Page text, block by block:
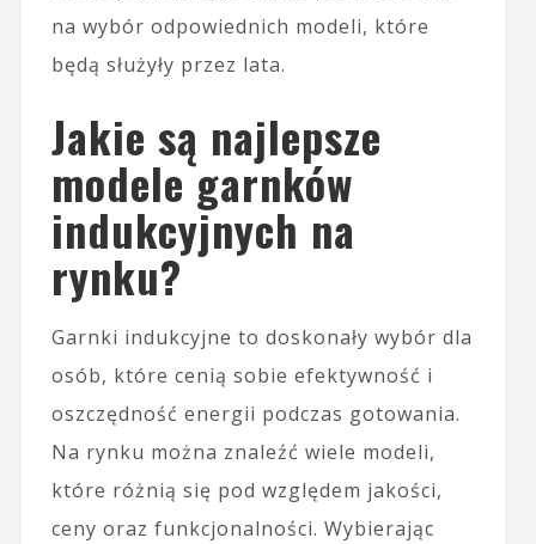
na wybór odpowiednich modeli, które
będą służyły przez lata.
Jakie są najlepsze
modele garnków
indukcyjnych na
rynku?
Garnki indukcyjne to doskonały wybór dla
osób, które cenią sobie efektywność i
oszczędność energii podczas gotowania.
Na rynku można znaleźć wiele modeli,
które różnią się pod względem jakości,
ceny oraz funkcjonalności. Wybierając